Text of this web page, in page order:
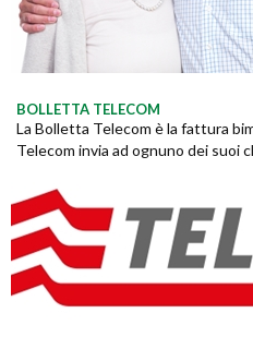
BOLLETTA TELECOM
La Bolletta Telecom è la fattura
Telecom invia ad ognuno dei suoi